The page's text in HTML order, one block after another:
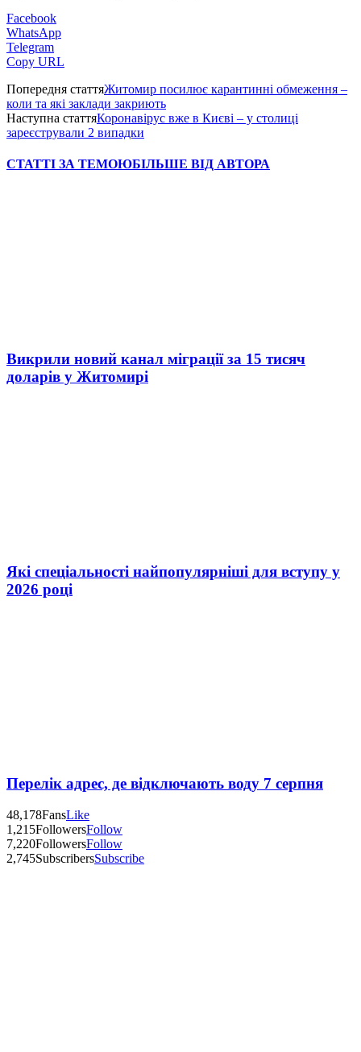
Facebook
WhatsApp
Telegram
Copy URL
Попередня статтяЖитомир посилює карантинні обмеження –
коли та які заклади закриють
Наступна статтяКоронавірус вже в Києві – у столиці
зареєстрували 2 випадки
СТАТТІ ЗА ТЕМОЮБІЛЬШЕ ВІД АВТОРА
Викрили новий канал міграції за 15 тисяч
доларів у Житомирі
Які спеціальності найпопулярніші для вступу у
2026 році
Перелік адрес, де відключають воду 7 серпня
48,178FansLike
1,215FollowersFollow
7,220FollowersFollow
2,745SubscribersSubscribe